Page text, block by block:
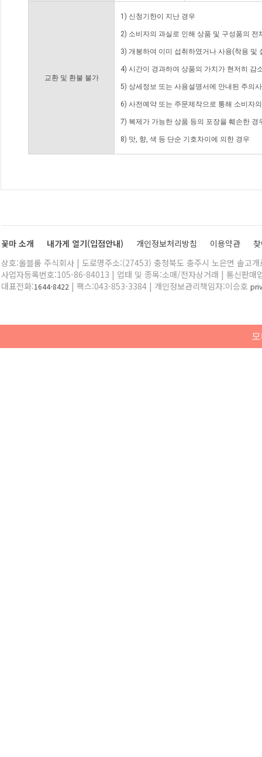
교환 및 환불 불가
1) 신청기한이 지난 경우
2) 소비자의 과실로 인해 상품 및 구성품의
3) 개봉하여 이미 섭취하였거나 사용(착용 및
4) 시간이 경과하여 상품의 가치가 현저히 감
5) 상세정보 또는 사용설명서에 안내된 주의
6) 사전예약 또는 주문제작으로 통해 소비자
7) 복제가 가능한 상품 등의 포장을 훼손한 경
8) 맛, 향, 색 등 단순 기호차이에 의한 경우
꽃마 소개 내가게 열기(입점안내) 개인정보처리방침 이용약관
상호:올블룸 주식회사 | 도로명주소:(27453) 충청북도 충주시 노은면 솔고
사업자등록번호:105-86-84013 | 업태 및 종목:소매/전자상거래 | 통신판매
대표전화:1644-8422 | 팩스:043-853-3384 | 개인정보관리책임자:이승호